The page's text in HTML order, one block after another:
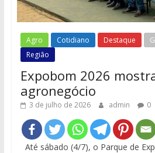
Agro Cotidiano Destaque
Região
Expobom 2026
agronegócio
3 de julho de 2026 admin 0
Até sábado (4/7), o Parque de